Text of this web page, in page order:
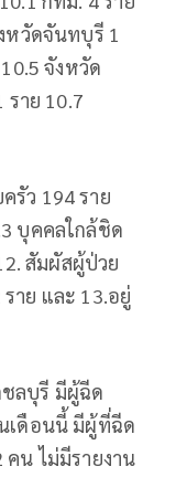
หวัดจันทบุรี 1
จังหวัด
ราย 10.7
รัว 194 ราย
บุคคลใกล้ชิด
สัมผัสผู้ป่วย
าย และ 13.อยู่
ลบุรี มีผู้ฉีด
เดือนนี้ มีผู้ที่ฉีด
น ไม่มีรายงาน